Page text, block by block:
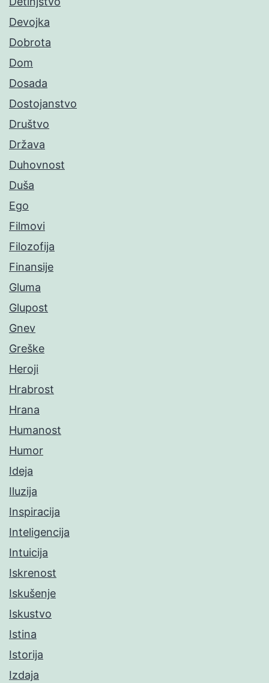
Devojka
Dobrota
Dom
Dosada
Dostojanstvo
Društvo
Država
Duhovnost
Duša
Ego
Filmovi
Filozofija
Finansije
Gluma
Glupost
Gnev
Greške
Heroji
Hrabrost
Hrana
Humanost
Humor
Ideja
Iluzija
Inspiracija
Inteligencija
Intuicija
Iskrenost
Iskušenje
Iskustvo
Istina
Istorija
Izdaja